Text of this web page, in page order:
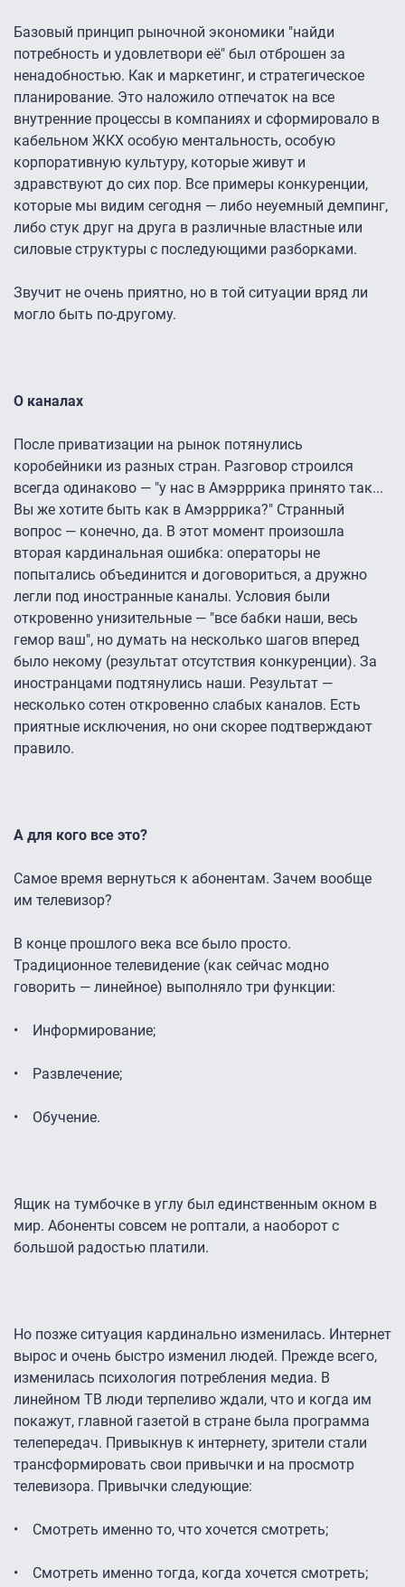
Базовый принцип рыночной экономики "найди
потребность и удовлетвори её" был отброшен за
ненадобностью. Как и маркетинг, и стратегическое
планирование. Это наложило отпечаток на все
внутренние процессы в компаниях и сформировало в
кабельном ЖКХ особую ментальность, особую
корпоративную культуру, которые живут и
здравствуют до сих пор. Все примеры конкуренции,
которые мы видим сегодня — либо неуемный демпинг,
либо стук друг на друга в различные властные или
силовые структуры с последующими разборками.
Звучит не очень приятно, но в той ситуации вряд ли
могло быть по-другому.
О каналах
После приватизации на рынок потянулись
коробейники из разных стран. Разговор строился
всегда одинаково — "у нас в Амэрррика принято так...
Вы же хотите быть как в Амэрррика?" Странный
вопрос — конечно, да. В этот момент произошла
вторая кардинальная ошибка: операторы не
попытались объединится и договориться, а дружно
легли под иностранные каналы. Условия были
откровенно унизительные — "все бабки наши, весь
гемор ваш", но думать на несколько шагов вперед
было некому (результат отсутствия конкуренции). За
иностранцами подтянулись наши. Результат —
несколько сотен откровенно слабых каналов. Есть
приятные исключения, но они скорее подтверждают
правило.
А для кого все это?
Самое время вернуться к абонентам. Зачем вообще
им телевизор?
В конце прошлого века все было просто.
Традиционное телевидение (как сейчас модно
говорить — линейное) выполняло три функции:
• Информирование;
• Развлечение;
• Обучение.
Ящик на тумбочке в углу был единственным окном в
мир. Абоненты совсем не роптали, а наоборот с
большой радостью платили.
Но позже ситуация кардинально изменилась. Интернет
вырос и очень быстро изменил людей. Прежде всего,
изменилась психология потребления медиа. В
линейном ТВ люди терпеливо ждали, что и когда им
покажут, главной газетой в стране была программа
телепередач. Привыкнув к интернету, зрители стали
трансформировать свои привычки и на просмотр
телевизора. Привычки следующие:
• Смотреть именно то, что хочется смотреть;
• Смотреть именно тогда, когда хочется смотреть;